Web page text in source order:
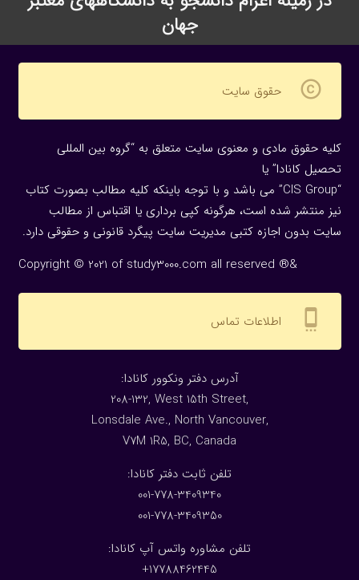
جهان
copyright حقوق سایت
کلیه حقوق مادی و معنوی سایت متعلق به “گروه بین المللی
تحصیل کانادا” یا
“CIS Group” می باشد و با توجه باینکه کلیه مطالب بصورت کتاب
نیز منتشر شده است، هرگونه كپی برداری یا اقتباس از مطالب
سایت بدون اجازه كتبی مدیریت سایت پیگرد قانونی و حقوقی دارد.
Copyright © 2021 of study3000.com all reserved ®&
settings_cell اطلاعات تماس
:آدرس دفتر ونکوور کانادا
208-132, West 15th Street,
Lonsdale Ave., North Vancouver,
V7M 1R5, BC, Canada
:تلفن ثابت دفتر کانادا
001-778-3409340
001-778-3409350
تلفن مشاوره واتس آپ کانادا:
17788462445+